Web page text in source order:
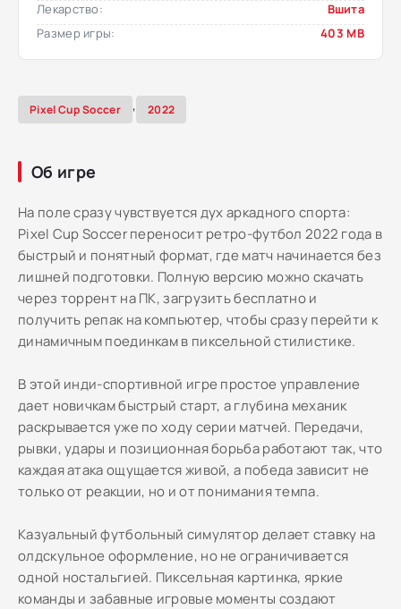
Лекарство:
Вшита
Размер игры:
403 MB
Pixel Cup Soccer , 2022
Об игре
На поле сразу чувствуется дух аркадного спорта:
Pixel Cup Soccer переносит ретро-футбол 2022 года в
быстрый и понятный формат, где матч начинается без
лишней подготовки. Полную версию можно скачать
через торрент на ПК, загрузить бесплатно и
получить репак на компьютер, чтобы сразу перейти к
динамичным поединкам в пиксельной стилистике.
В этой инди-спортивной игре простое управление
дает новичкам быстрый старт, а глубина механик
раскрывается уже по ходу серии матчей. Передачи,
рывки, удары и позиционная борьба работают так, что
каждая атака ощущается живой, а победа зависит не
только от реакции, но и от понимания темпа.
Казуальный футбольный симулятор делает ставку на
олдскульное оформление, но не ограничивается
одной ностальгией. Пиксельная картинка, яркие
команды и забавные игровые моменты создают